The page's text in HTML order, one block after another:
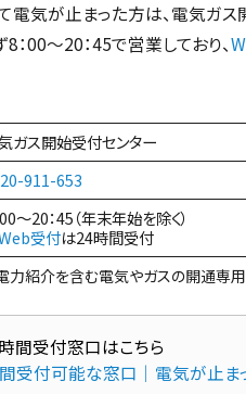
気が止まった方は、電気ガス
00～20：45で営業しており、
ガス開始受付センター
911-653
～20：45（年末年始を除く）
受付は24時間受付
紹介を含む電気やガスの開通専用
間受付可能な窓口｜電気が止